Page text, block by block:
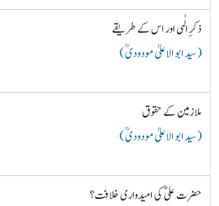
ذکرِ الٰہی اور اس کے طریقے
( سید ابو الاعلیٰ مودودیؒ )
ملازمین کے حقوق
( سید ابو الاعلیٰ مودودیؒ )
حضرت علیؓ کی امیدواری خلافت؟